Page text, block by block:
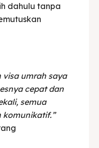
dahulu tanpa
visa umrah saya
cepat dan
semua
komunikatif.”